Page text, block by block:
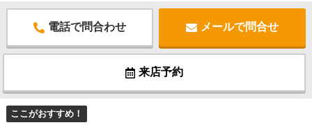
電話で問合わせ メールで問合せ
来店予約
ここがおすすめ！